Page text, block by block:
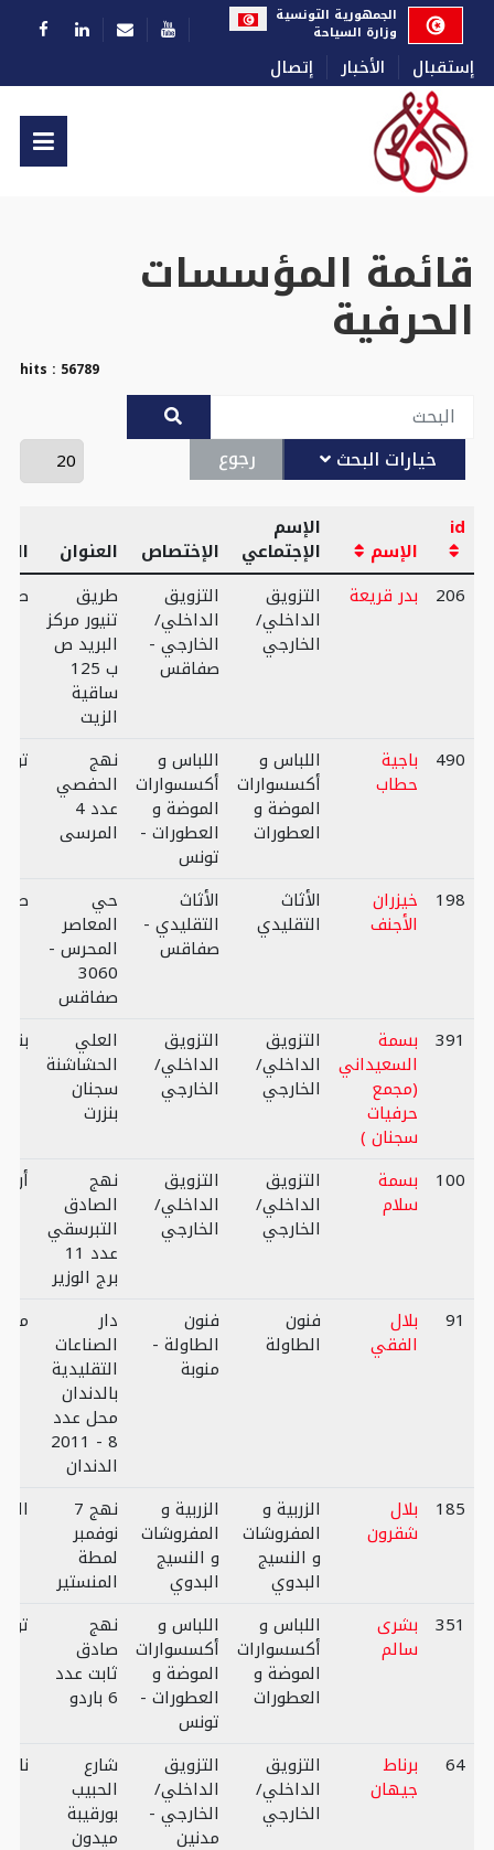
إستقبال الأخبار إتصال
الجمهورية التونسية
وزارة السياحة
قائمة المؤسسات
الحرفية
hits : 56789
خيارات البحث رجوع
id
الإسم
الإسم
الإجتماعي الإختصاص العنوان
206
بدر قريعة التزويق
الداخلي/
الخارجي
التزويق
الداخلي/
الخارجي -
صفاقس
طريق
تنيور مركز
البريد ص
ب 125
ساقية
الزيت
490 باجية
حطاب
اللباس و
أكسسوارات
الموضة و
العطورات
اللباس و
أكسسوارات
الموضة و
العطورات -
تونس
نهج
الحفصي
عدد 4
المرسى
198 خيزران
الأجنف
الأثاث
التقليدي
الأثاث
التقليدي -
صفاقس
حي
المعاصر
المحرس -
3060
صفاقس
391 بسمة
السعيداني
(مجمع
حرفيات
سجنان )
التزويق
الداخلي/
الخارجي
التزويق
الداخلي/
الخارجي
العلي
الحشاشنة
سجنان
بنزرت
100 بسمة
سلام
التزويق
الداخلي/
الخارجي
التزويق
الداخلي/
الخارجي
نهج
الصادق
التبرسقي
عدد 11
برج الوزير
91 بلال
الفقي
فنون
الطاولة
فنون
الطاولة -
منوبة
دار
الصناعات
التقليدية
بالدندان
محل عدد
8 - 2011
الدندان
185 بلال
شقرون
الزربية و
المفروشات
و النسيج
البدوي
الزربية و
المفروشات
و النسيج
البدوي
نهج 7
نوفمبر
لمطة
المنستير
351 بشرى
سالم
اللباس و
أكسسوارات
الموضة و
العطورات
اللباس و
أكسسوارات
الموضة و
العطورات -
تونس
نهج
صادق
ثابت عدد
6 باردو
64 برناط
جيهان
التزويق
الداخلي/
الخارجي
التزويق
الداخلي/
الخارجي -
مدنين
شارع
الحبيب
بورقيبة
ميدون
نابل